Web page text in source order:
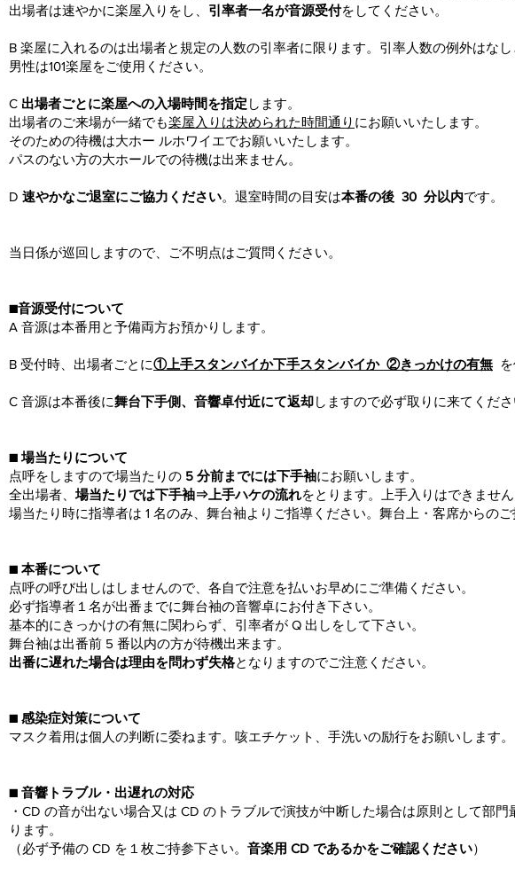
出場者は速やかに楽屋入りをし、 引率者一名が音源受付をしてください。
B 楽屋に入れるのは出場者と規定の人数の引率者に限ります。引率人数の例外はなし
男性は101楽屋をご使用ください。
C 出場者ごとに楽屋への入場時間を指定 します。
出場者のご来場が一緒でも楽屋入りは決められた時間通り にお願いいたします。
そのための待機は大ホー ルホワイエでお願いいたします。
パスのない方の大ホールでの待機は出来ません。
D 速やかなご退室にご協力ください。退室時間の目安は本番の後 30 分以内です。
当日係が巡回しますので、ご不明点はご質問ください。
■音源受付について
A 音源は本番用と予備両方お預かりします。
B 受付時、出場者ごとに①上手スタンバイか下手スタンバイか ②きっかけの有無
C 音源は本番後に舞台下手側、音響卓付近にて返却しますので必ず取りに来てくださ
■ 場当たりについて
点呼をしますので場当たりの 5 分前までには下手袖にお願いします。
全出場者、場当たりでは下手袖⇒上手ハケの流れをとります。上手入りはできません
場当たり時に指導者は 1 名のみ、舞台袖よりご指導ください。舞台上・客席からのご
■ 本番について
点呼の呼び出しはしませんので、各自で注意を払いお早めにご準備ください。
必ず指導者１名が出番までに舞台袖の音響卓にお付き下さい。
基本的にきっかけの有無に関わらず、引率者が Q 出しをして下さい。
舞台袖は出番前 5 番以内の方が待機出来ます。
出番に遅れた場合は理由を問わず失格となりますのでご注意ください。
■ 感染症対策について
マスク着用は個人の判断に委ねます。咳エチケット、手洗いの励行をお願いします。
■ 音響トラブル・出遅れの対応
・CD の音が出ない場合又は CD のトラブルで演技が中断した場合は原則として部門
ります。
（必ず予備の CD を１枚ご持参下さい。 音楽用 CD であるかをご確認ください）